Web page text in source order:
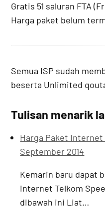
Gratis 51 saluran FTA
Harga paket belum
Semua ISP sudah
beserta Unlimited
Tulisan menarik
Harga Paket Internet
September 2014
Kemarin baru dapat
internet Telkom
dibawah ini Liat…